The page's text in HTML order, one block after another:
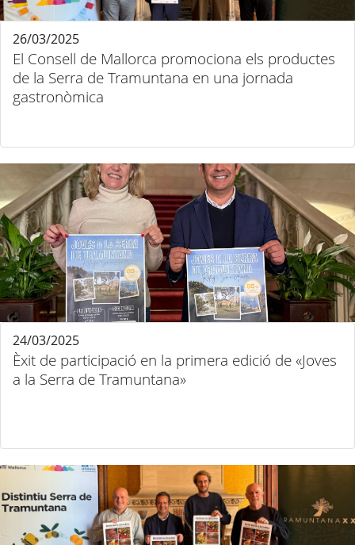
El Consell de Mallorca promociona els productes
de la Serra de Tramuntana en una jornada
gastronòmica
26/03/2025
Èxit de participació en la primera edició de «Joves
a la Serra de Tramuntana»
24/03/2025